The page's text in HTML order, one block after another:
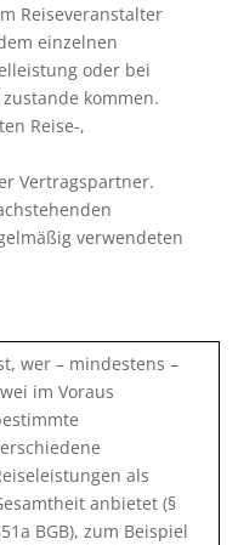
Reiseveranstalter
einzelnen
oder bei
kommen.
Reise-,
Vertragspartner.
verwendeten
wer – mindestens –
im Voraus
als
anbietet (§
BGB), zum Beispiel